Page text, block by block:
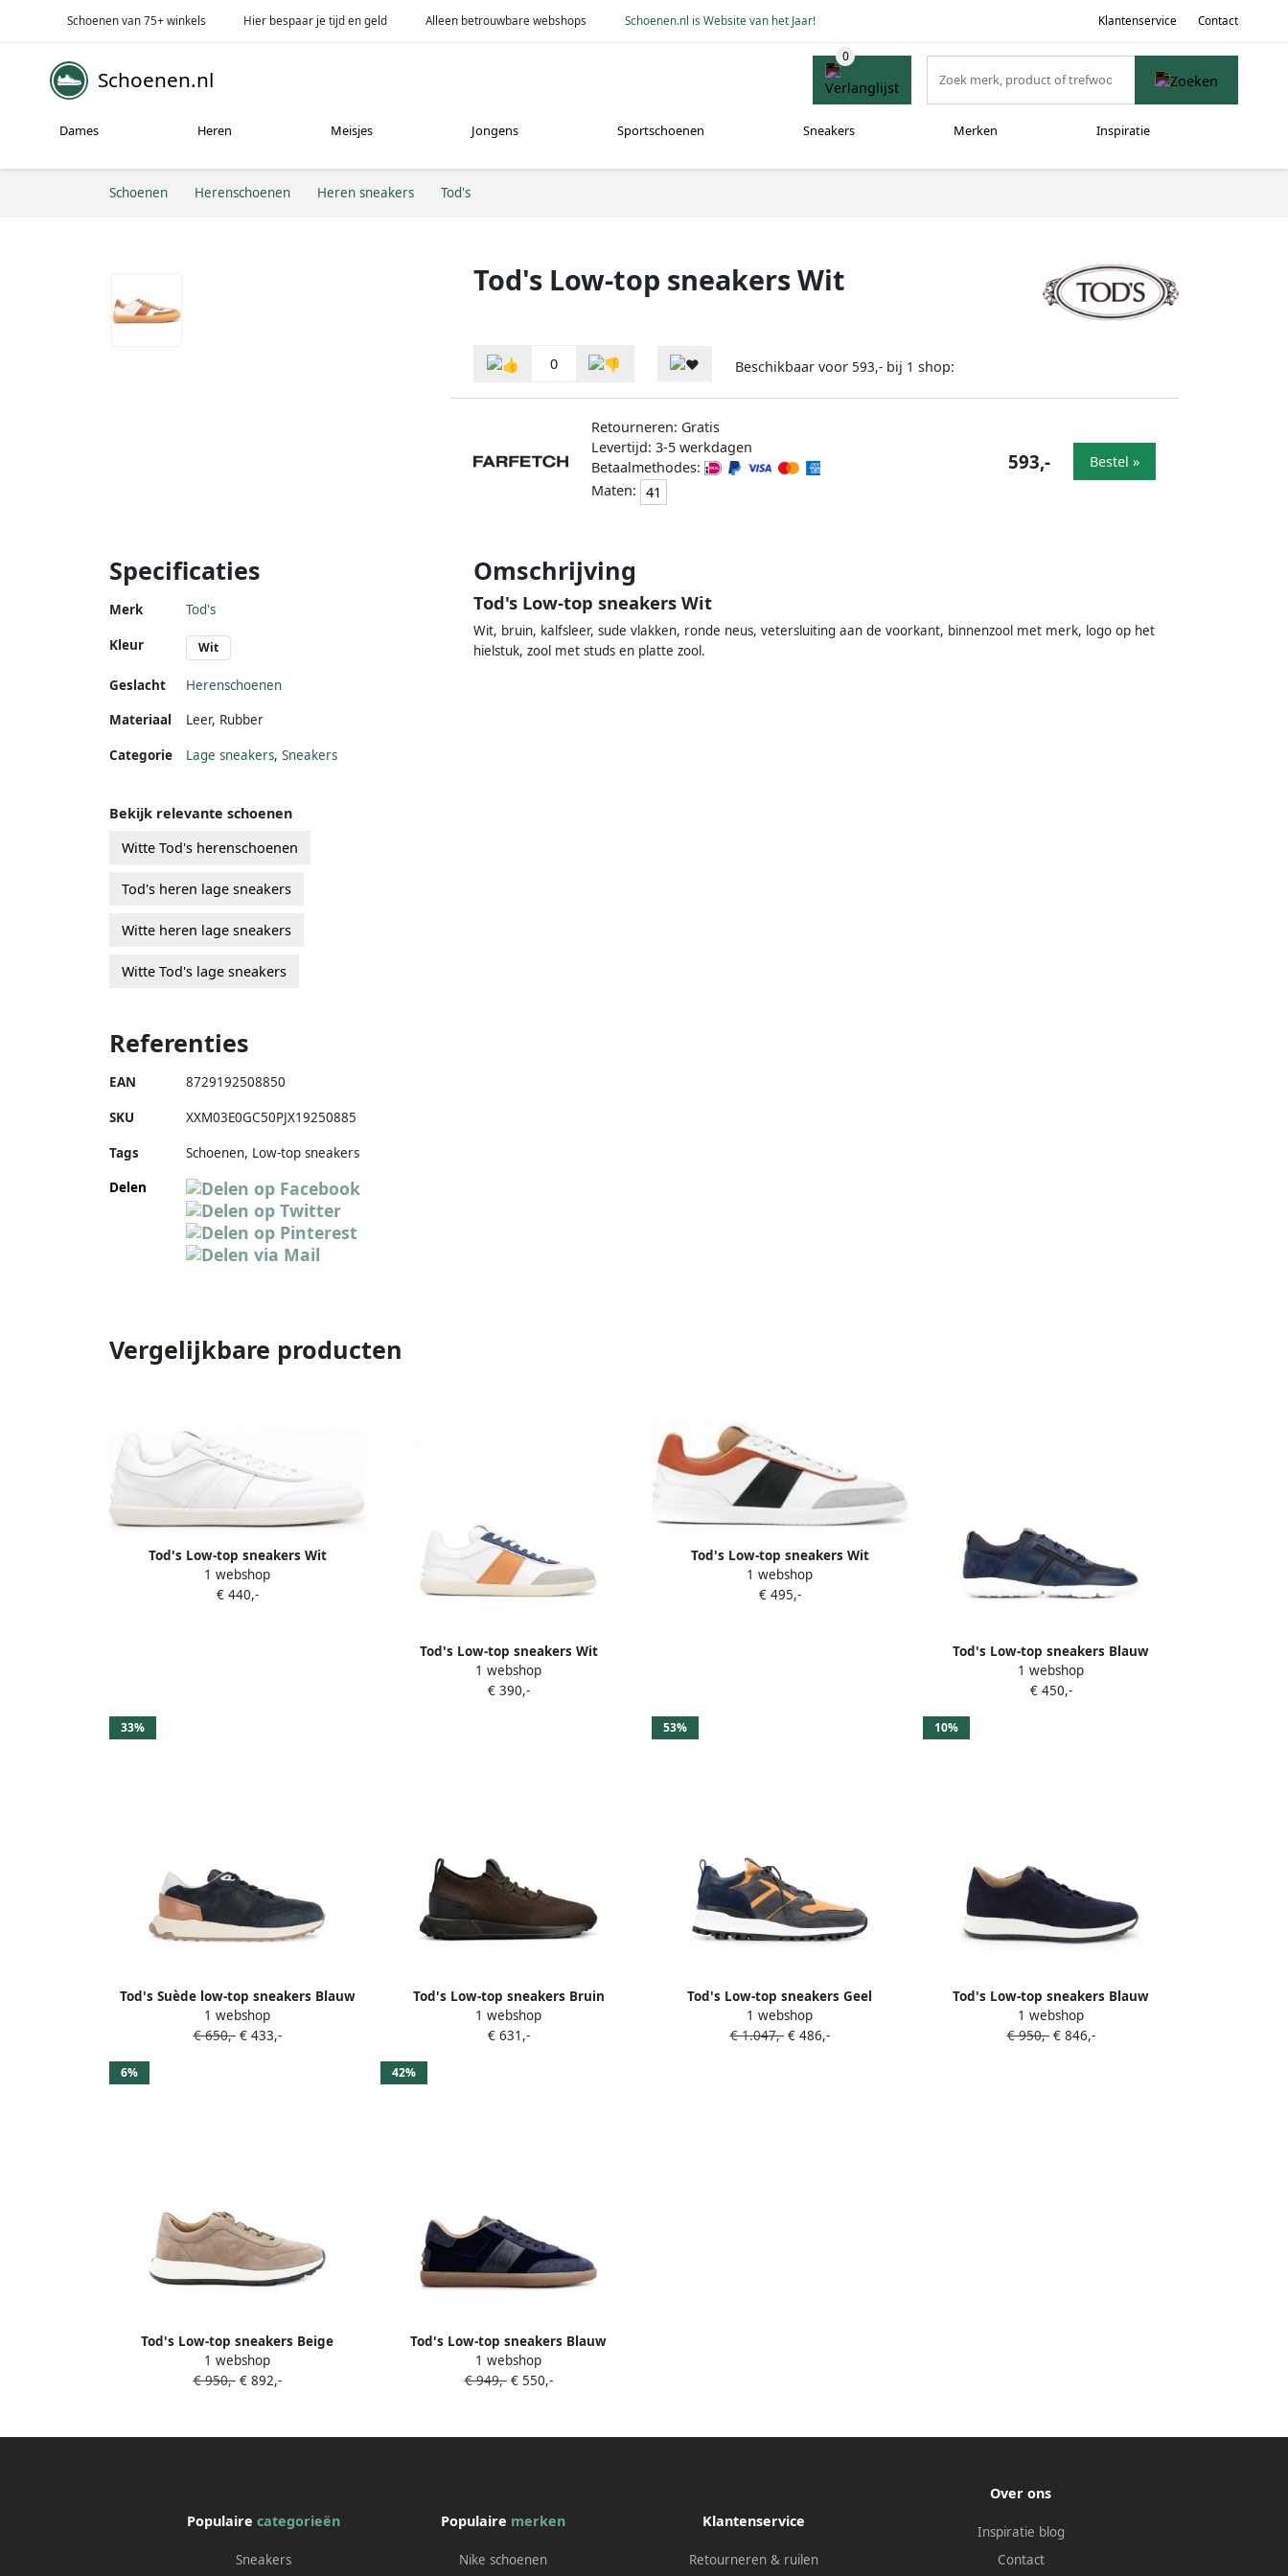
Schoenen van 75+ winkels Hier bespaar je tijd en geld Alleen betrouwbare webshops Schoenen.nl is Website van het Jaar! Klantenservice Contact
Schoenen.nl
Dames Heren Meisjes Jongens Sportschoenen Sneakers Merken Inspiratie
Schoenen Herenschoenen Heren sneakers Tod's
Tod's Low-top sneakers Wit
0 Beschikbaar voor 593,- bij 1 shop:
Retourneren: Gratis
Levertijd: 3-5 werkdagen
Betaalmethodes:
Maten: 41
593,- Bestel »
Specificaties
Merk Tod's
Kleur Wit
Geslacht
Herenschoenen
Materiaal
Leer, Rubber
Categorie Lage sneakers, Sneakers
Omschrijving
Tod's Low-top sneakers Wit
Wit, bruin, kalfsleer, sude vlakken, ronde neus, vetersluiting aan de voorkant, binnenzool met merk, logo op het
hielstuk, zool met studs en platte zool.
Bekijk relevante schoenen
Witte Tod's herenschoenen
Tod's heren lage sneakers
Witte heren lage sneakers
Witte Tod's lage sneakers
Referenties
EAN 8729192508850
SKU XXM03E0GC50PJX19250885
Tags
Schoenen, Low-top sneakers
Delen
Vergelijkbare producten
Tod's Low-top sneakers Wit
1 webshop
€ 440,-
Tod's Low-top sneakers Wit
1 webshop
€ 390,-
Tod's Low-top sneakers Wit
1 webshop
€ 495,-
Tod's Low-top sneakers Blauw
1 webshop
€ 450,-
33%
Tod's Suède low-top sneakers Blauw
1 webshop
€ 650,-€ 433,-
Tod's Low-top sneakers Bruin
1 webshop
€ 631,-
53%
Tod's Low-top sneakers Geel
1 webshop
€ 1.047,-€ 486,-
10%
Tod's Low-top sneakers Blauw
1 webshop
€ 950,-€ 846,-
6%
Tod's Low-top sneakers Beige
1 webshop
€ 950,-€ 892,-
42%
Tod's Low-top sneakers Blauw
1 webshop
€ 949,-€ 550,-
Populairecategorieën
Sneakers
Populaire merken
Nike schoenen
Klantenservice
Retourneren & ruilen
Over ons
Inspiratie blog
Contact